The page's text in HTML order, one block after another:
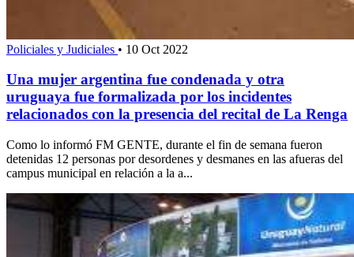
Policiales y Judiciales • 10 Oct 2022
Una mujer argentina fue condenada y otra
uruguaya fue formalizada por los incidentes
relacionados con la presencia del recital de La Renga
Como lo informó FM GENTE, durante el fin de semana fueron
detenidas 12 personas por desordenes y desmanes en las afueras del
campus municipal en relación a la a...